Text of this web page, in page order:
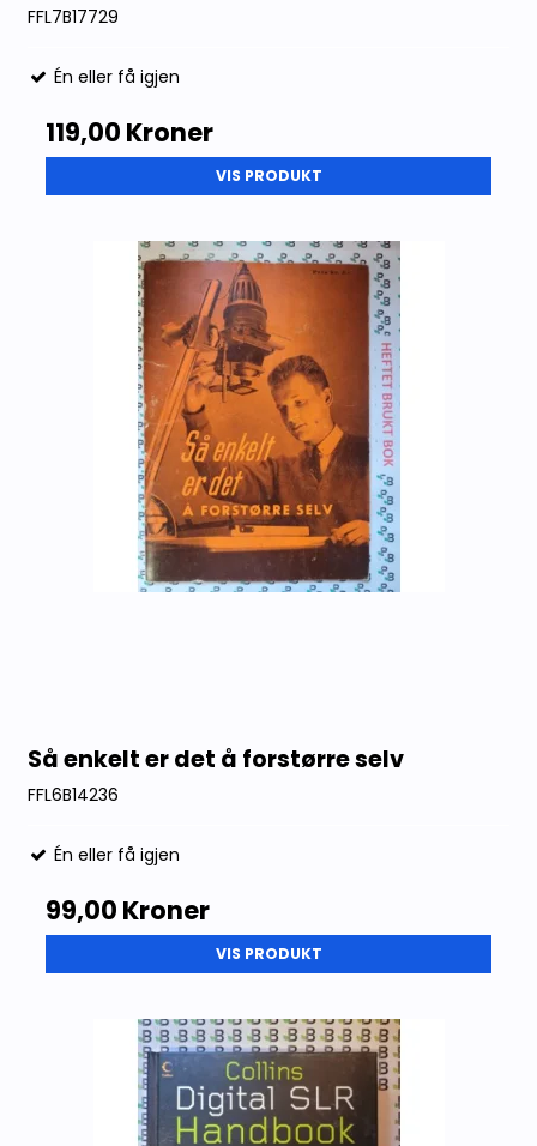
FFL7B17729
Én eller få igjen
119,00 Kroner
VIS PRODUKT
Så enkelt er det å forstørre selv
FFL6B14236
Én eller få igjen
99,00 Kroner
VIS PRODUKT